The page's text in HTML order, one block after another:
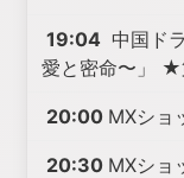
19:04 中国ド
愛と密命〜」 ★
20:00 MXショ
20:30 MXショ